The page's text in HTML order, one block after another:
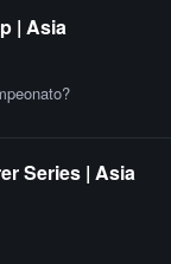
| Asia
Series | Asia